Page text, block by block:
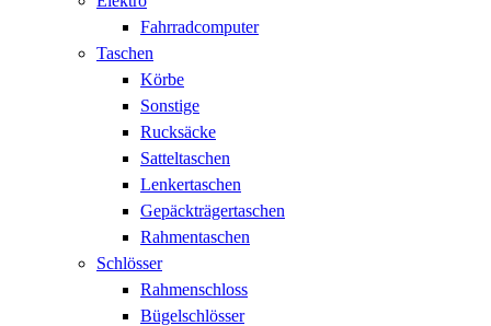
Fahrradcomputer
Taschen
Körbe
Sonstige
Rucksäcke
Satteltaschen
Lenkertaschen
Gepäckträgertaschen
Rahmentaschen
Schlösser
Rahmenschloss
Bügelschlösser